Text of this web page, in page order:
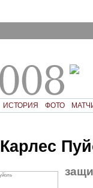
ИСТОРИЯ ФОТО
Карлес